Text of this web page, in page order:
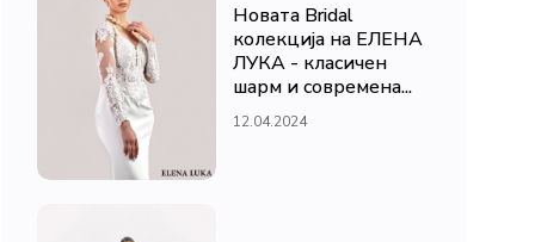
Новата Bridal
колекција на ЕЛЕНА
ЛУКА - класичен
шарм и современа...
12.04.2024